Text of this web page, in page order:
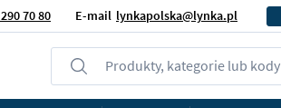
70 80 E-mail lynkapolska@lynka.pl
Produkty, kategorie lub kody